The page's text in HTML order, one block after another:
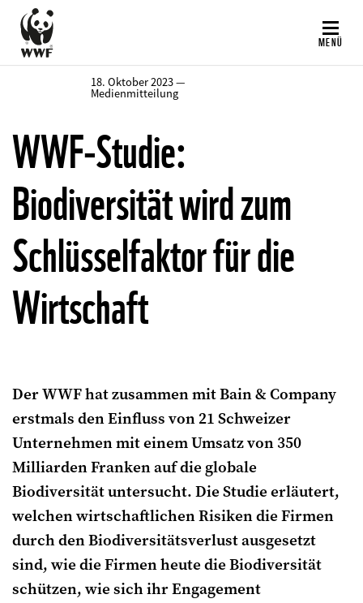
Direkt
zum
Inhalt
MENÜ
18. Oktober 2023 —
Medienmitteilung
WWF-Studie:
Biodiversität wird zum
Schlüsselfaktor für die
Wirtschaft
Der WWF hat zusammen mit Bain & Company
erstmals den Einfluss von 21 Schweizer
Unternehmen mit einem Umsatz von 350
Milliarden Franken auf die globale
Biodiversität untersucht. Die Studie erläutert,
welchen wirtschaftlichen Risiken die Firmen
durch den Biodiversitätsverlust ausgesetzt
sind, wie die Firmen heute die Biodiversität
schützen, wie sich ihr Engagement